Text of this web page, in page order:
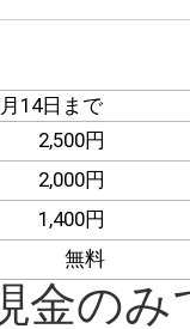
14日まで
2,500円
2,000円
1,400円
無料
金の